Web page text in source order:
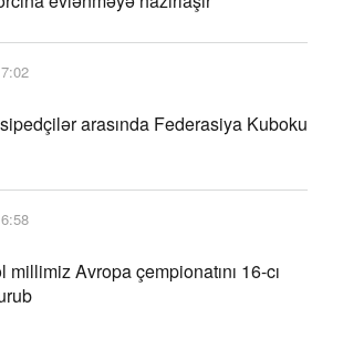
arasında Federasiya Kuboku
Avropa çempionatını 16-cı